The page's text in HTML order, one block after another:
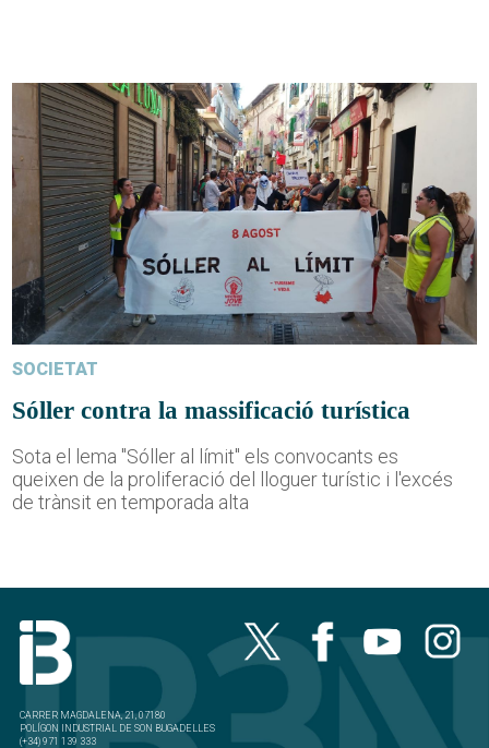
SOCIETAT
Sóller contra la massificació turística
Sota el lema "Sóller al límit" els convocants es
queixen de la proliferació del lloguer turístic i l'excés
de trànsit en temporada alta
CARRER MAGDALENA, 21, 07180
POLÍGON INDUSTRIAL DE SON BUGADELLES
(+34) 971 139 333